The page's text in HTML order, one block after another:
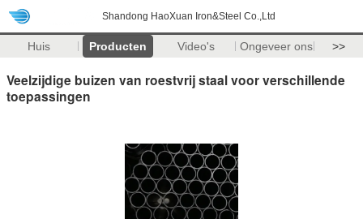
Shandong HaoXuan Iron&Steel Co.,Ltd
Huis Producten Video's Ongeveer ons >>
Veelzijdige buizen van roestvrij staal voor verschillende
toepassingen